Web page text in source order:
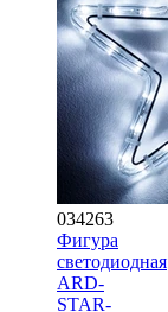
034263
Фигура
светодиодная
ARD-
STAR-